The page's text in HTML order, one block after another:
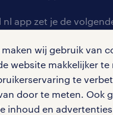
wij gebruik van
website makkelijker te
te
door te meten. Ook
inhoud en
nl app zet je de
van je intercedent.
overal.
store